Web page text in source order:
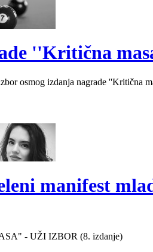
''Kritična
osmog izdanja nagrade ''Kritična
manifest
- UŽI IZBOR (8. izdanje)